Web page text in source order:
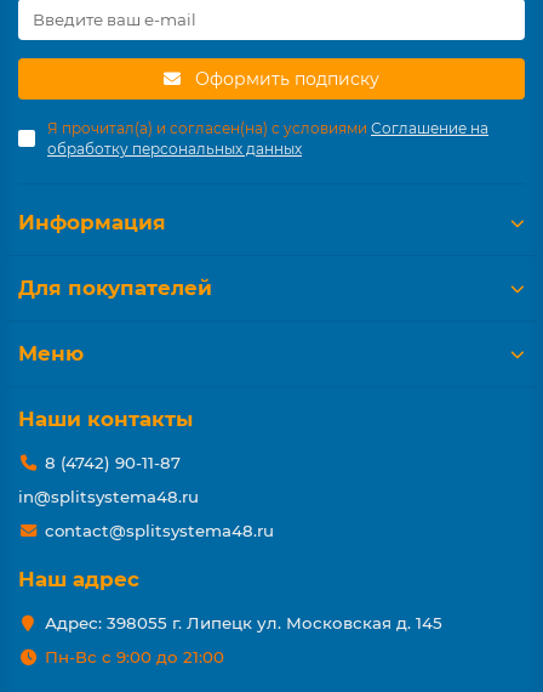
Оформить подписку
Я прочитал(а) и согласен(на) с условиями Соглашение на
обработку персональных данных
Информация
Для покупателей
Меню
Наши контакты
8 (4742) 90-11-87
in@splitsystema48.ru
contact@splitsystema48.ru
Наш адрес
Адрес: 398055 г. Липецк ул. Московская д. 145
Пн-Вс с 9:00 до 21:00